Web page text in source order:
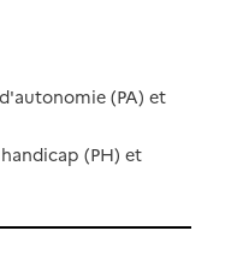
(PA) et
(PH) et